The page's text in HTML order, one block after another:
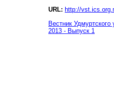
URL: http://
Вестник
2013 - Выпуск 1